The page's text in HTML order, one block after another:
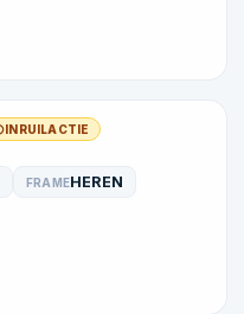
INRUILACTIE
FRAMEHEREN